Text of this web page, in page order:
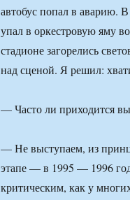
автобус попал в аварию.
упал в оркестровую яму
стадионе загорелись
над сценой. Я решил:
— Часто ли приходится
— Не выступаем, из
этапе — в 1995 — 1996
критическим, как у